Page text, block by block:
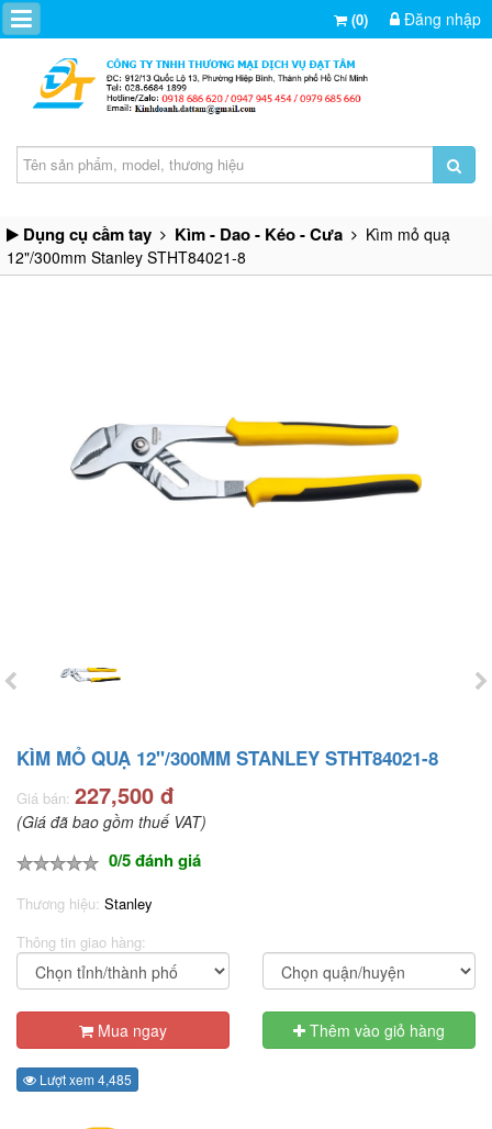
(0) Đăng nhập
Dụng cụ cầm tay Kìm - Dao - Kéo - Cưa
Kìm mỏ quạ
12"/300mm Stanley STHT84021-8
KÌM MỎ QUẠ 12"/300MM STANLEY STHT84021-8
Giá bán: 227,500 đ
(Giá đã bao gồm thuế VAT)
0/5 đánh giá
Thương hiệu: Stanley
Thông tin giao hàng:
Mua ngay Thêm vào giỏ hàng
Lượt xem 4,485